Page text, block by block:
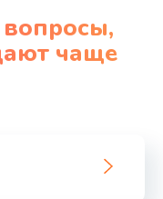
чаще